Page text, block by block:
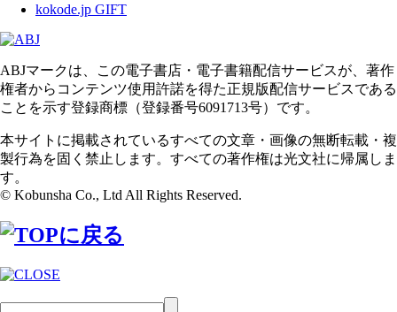
kokode.jp GIFT
ABJマークは、この電子書店・電子書籍配信サービスが、著作
権者からコンテンツ使用許諾を得た正規版配信サービスである
ことを示す登録商標（登録番号6091713号）です。
本サイトに掲載されているすべての文章・画像の無断転載・複
製行為を固く禁止します。すべての著作権は光文社に帰属しま
す。
© Kobunsha Co., Ltd All Rights Reserved.